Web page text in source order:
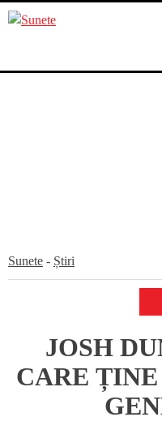
Sunete - Știri
JOSH
CARE